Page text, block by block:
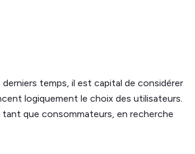
temps, il est capital de considérer
logiquement le choix des utilisateurs.
que consommateurs, en recherche